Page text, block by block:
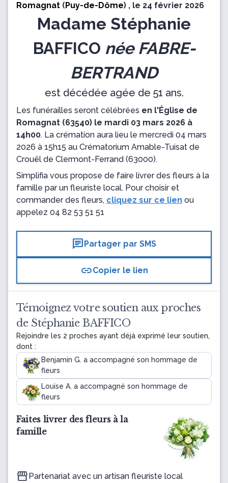
Romagnat (Puy-de-Dôme) , le 24 février 2026
Madame Stéphanie
BAFFICO née FABRE-
BERTRAND
est décédée agée de 51 ans.
Les funérailles seront célébrées en l'Église de
Romagnat (63540) le mardi 03 mars 2026 à
14h00. La crémation aura lieu le mercredi 04 mars
2026 à 15h15 au Crématorium Amable-Tuisat de
Crouël de Clermont-Ferrand (63000).
Simplifia vous propose de faire livrer des fleurs à la
famille par un fleuriste local. Pour choisir et
commander des fleurs, cliquez sur ce lien ou
appelez 04 82 53 51 51
chatPartager par SMS
linkCopier le lien
Témoignez votre soutien aux proches
de Stéphanie BAFFICO
Rejoindre les 2 proches ayant déjà exprimé leur soutien,
dont :
Benjamin G. a accompagné son hommage de
fleurs
Louise A. a accompagné son hommage de
fleurs
Faites livrer des fleurs à la
famille
Partenariat avec un artisan fleuriste local